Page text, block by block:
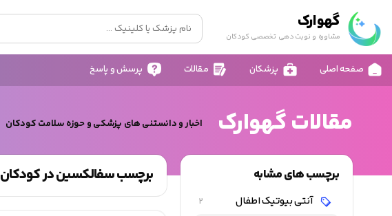
گهوارک
مشاوره و نوبت دهی تخصصی کودکان
صفحه اصلی پزشکان مقالات پرسش و پاسخ
مقالات گهوارک اخبار و دانستنی های پزشکی و حوزه سلامت کودکان
برچسب های مشابه
آنتی بیوتیک اطفال 2
برچسب سفالکسین در کودکان